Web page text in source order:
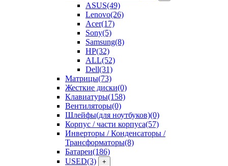
ASUS(49)
Lenovo(26)
Acer(17)
Sony(5)
Samsung(8)
HP(32)
ALL(52)
Dell(31)
Матрицы(73)
Жесткие диски(0)
Клавиатуры(158)
Вентиляторы(0)
Шлейфы(для ноутбуков)(0)
Корпус / части корпуса(57)
Инверторы / Конденсаторы /
Трансформаторы(8)
Батареи(186)
USED(3) +